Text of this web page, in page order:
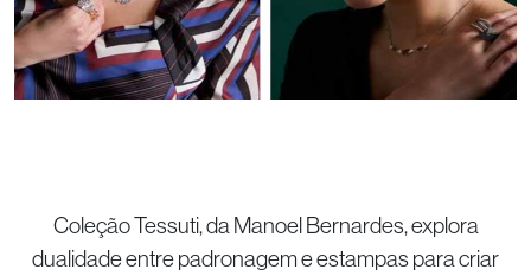
Coleção Tessuti, da Manoel Bernardes, explora
dualidade entre padronagem e estampas para criar